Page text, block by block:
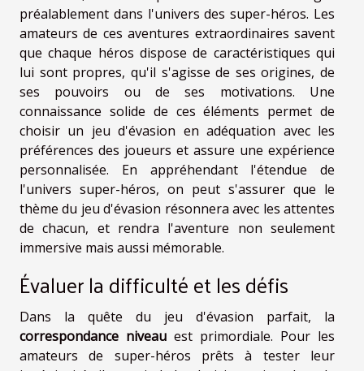
préalablement dans l'univers des super-héros. Les
amateurs de ces aventures extraordinaires savent
que chaque héros dispose de caractéristiques qui
lui sont propres, qu'il s'agisse de ses origines, de
ses pouvoirs ou de ses motivations. Une
connaissance solide de ces éléments permet de
choisir un jeu d'évasion en adéquation avec les
préférences des joueurs et assure une expérience
personnalisée. En appréhendant l'étendue de
l'univers super-héros, on peut s'assurer que le
thème du jeu d'évasion résonnera avec les attentes
de chacun, et rendra l'aventure non seulement
immersive mais aussi mémorable.
Évaluer la difficulté et les défis
Dans la quête du jeu d'évasion parfait, la
correspondance niveau est primordiale. Pour les
amateurs de super-héros prêts à tester leur